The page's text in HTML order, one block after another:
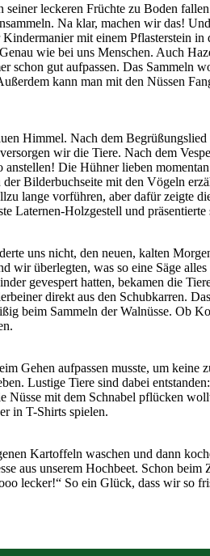
leckeren Früchte zu Boden
Na klar, machen wir das!
mit einem Pflasterstein in
wie bei uns Menschen. Auch
schon gut aufpassen. Das Sammeln
kann man mit den Nüssen
Himmel. Nach dem
wir die Tiere. Nach dem
Die Hühner lieben
Bilderbuchseite mit den Vögeln
lange vorführen, aber dafür zeigte
Laternen-Holzgestell und
uns nicht, den neuen, kalten
wir überlegten, was so eine Säge
gevespert hatten, bekamen die
direkt aus den Schubkarren.
beim Sammeln der Walnüsse. Ob
Gehen aufpassen musste, um keine
Lustige Tiere sind dabei
mit dem Schnabel pflücken
in T-Shirts spielen.
Kartoffeln waschen und dann
aus unserem Hochbeet. Schon beim
lecker!“ So ein Glück, dass wir so